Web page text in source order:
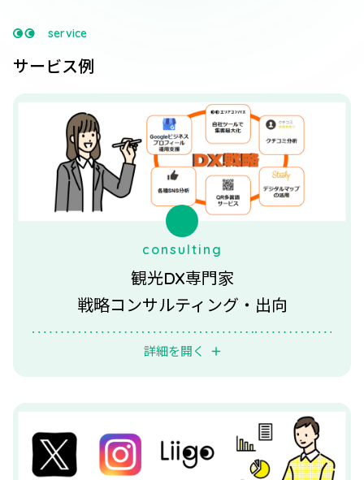
service
サービス例
consulting
観光DX専門家
戦略コンサルティング・出向
詳細を開く